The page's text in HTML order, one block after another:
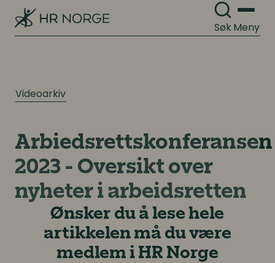
SøkMeny
Videoarkiv
Arbiedsrettskonferansen
2023 - Oversikt over
nyheter i arbeidsretten
Ønsker du å lese hele
artikkelen må du være
medlem i HR Norge